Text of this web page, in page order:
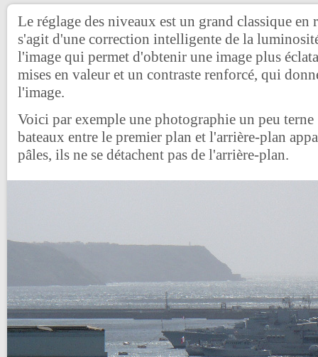
Le réglage des niveaux est un grand classique
s'agit d'une correction intelligente de la
l'image qui permet d'obtenir une image plus
mises en valeur et un contraste renforcé, qui
l'image.
Voici par exemple une photographie un peu
bateaux entre le premier plan et l'arrière-plan
pâles, ils ne se détachent pas de l'arrière-plan.